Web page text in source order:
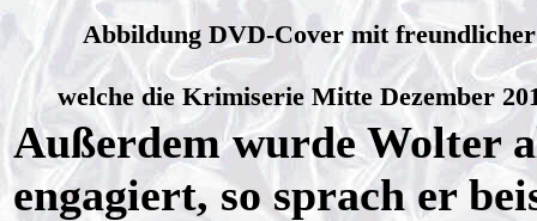
Abbildung DVD-Cover mit
welche die Krimiserie Mitte Dezember
Außerdem wurde Wolter
engagiert, so sprach er